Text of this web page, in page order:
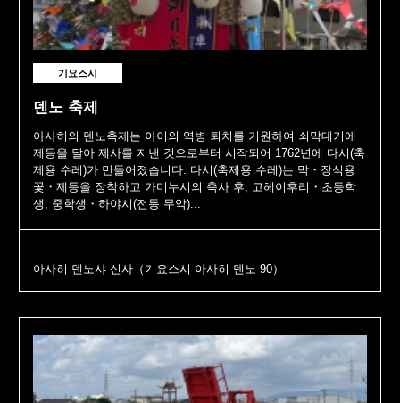
기요스시
덴노 축제
아사히의 덴노축제는 아이의 역병 퇴치를 기원하여 쇠막대기에
제등을 달아 제사를 지낸 것으로부터 시작되어 1762년에 다시(축
제용 수레)가 만들어졌습니다. 다시(축제용 수레)는 막・장식용
꽃・제등을 장착하고 가미누시의 축사 후, 고헤이후리・초등학
생, 중학생・하야시(전통 무악)...
아사히 덴노샤 신사（기요스시 아사히 덴노 90）